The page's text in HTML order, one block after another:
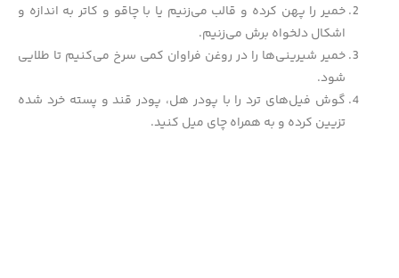
خمیر را پهن کرده و قالب می‌زنیم یا با چاقو و کاتر به اندازه و
اشکال دلخواه برش می‌زنیم.
خمیر شیرینی‌ها را در روغن فراوان کمی سرخ می‌کنیم تا طلایی
شود.
گوش فیل‌های ترد را با پودر هل، پودر قند و پسته خرد شده
تزیین کرده و به همراه چای میل کنید.